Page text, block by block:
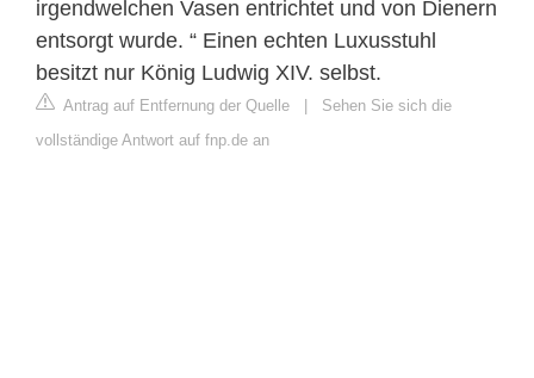
irgendwelchen Vasen entrichtet und von Dienern
entsorgt wurde. “ Einen echten Luxusstuhl
besitzt nur König Ludwig XIV. selbst.
Antrag auf Entfernung der Quelle
Sehen Sie sich die
vollständige Antwort auf fnp.de an